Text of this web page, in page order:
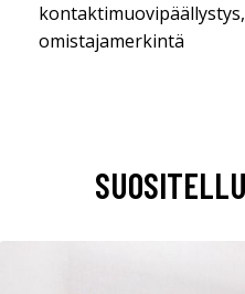
omistajamerkintä